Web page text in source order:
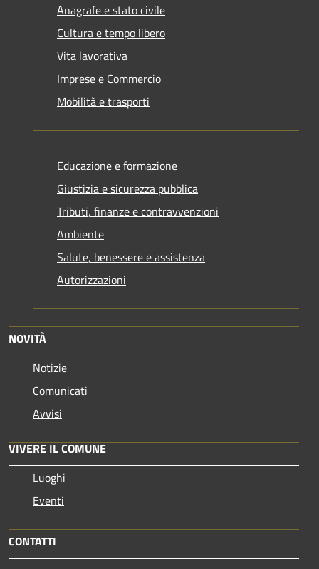
Anagrafe e stato civile
Cultura e tempo libero
Vita lavorativa
Imprese e Commercio
Mobilità e trasporti
Educazione e formazione
Giustizia e sicurezza pubblica
Tributi, finanze e contravvenzioni
Ambiente
Salute, benessere e assistenza
Autorizzazioni
NOVITÀ
Notizie
Comunicati
Avvisi
VIVERE IL COMUNE
Luoghi
Eventi
CONTATTI